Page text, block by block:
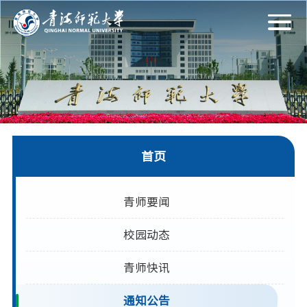
首页
青师要闻
校园动态
青师快讯
通知公告